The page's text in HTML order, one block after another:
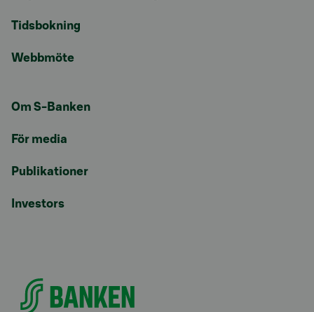
Tidsbokning
Webbmöte
Om S-Banken
För media
Publikationer
Investors